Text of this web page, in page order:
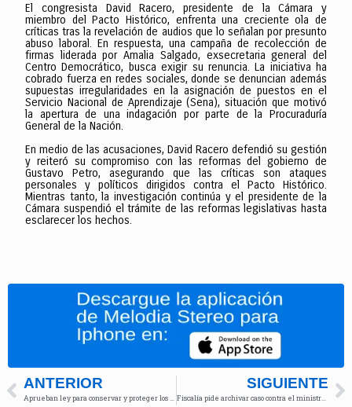
El congresista David Racero, presidente de la Cámara y
miembro del Pacto Histórico, enfrenta una creciente ola de
críticas tras la revelación de audios que lo señalan por presunto
abuso laboral. En respuesta, una campaña de recolección de
firmas liderada por Amalia Salgado, exsecretaria general del
Centro Democrático, busca exigir su renuncia. La iniciativa ha
cobrado fuerza en redes sociales, donde se denuncian además
supuestas irregularidades en la asignación de puestos en el
Servicio Nacional de Aprendizaje (Sena), situación que motivó
la apertura de una indagación por parte de la Procuraduría
General de la Nación.
En medio de las acusaciones, David Racero defendió su gestión
y reiteró su compromiso con las reformas del gobierno de
Gustavo Petro, asegurando que las críticas son ataques
personales y políticos dirigidos contra el Pacto Histórico.
Mientras tanto, la investigación continúa y el presidente de la
Cámara suspendió el trámite de las reformas legislativas hasta
esclarecer los hechos.
ANTERIOR SIGUIENTE
Fiscalía pide archivar caso contra el ministro Antonio Sanguino